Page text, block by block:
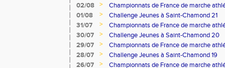
02/08
>
Championnats de France de marche
01/08
>
Challenge Jeunes à Saint-Chamond 21
31/07
>
Championnats de France de marche
30/07
>
Challenge Jeunes à Saint-Chamond 20
29/07
>
Championnats de France de marche
28/07
>
Challenge Jeunes à Saint-Chamond 19
26/07
>
Championnats de France de marche